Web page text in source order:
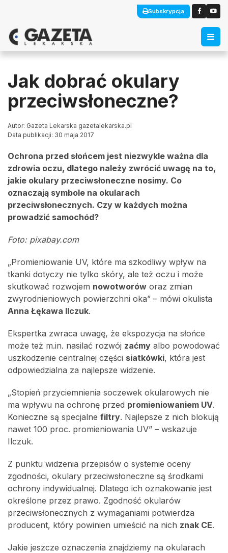
Subskrypcja
Jak dobrać okulary
przeciwsłoneczne?
Autor: Gazeta Lekarska gazetalekarska.pl
Data publikacji: 30 maja 2017
Ochrona przed słońcem jest niezwykle ważna dla
zdrowia oczu, dlatego należy zwrócić uwagę na to,
jakie okulary przeciwsłoneczne nosimy. Co
oznaczają symbole na okularach
przeciwsłonecznych. Czy w każdych można
prowadzić samochód?
Foto: pixabay.com
„Promieniowanie UV, które ma szkodliwy wpływ na
tkanki dotyczy nie tylko skóry, ale też oczu i może
skutkować rozwojem nowotworów oraz zmian
zwyrodnieniowych powierzchni oka” – mówi okulista
Anna Łękawa Ilczuk.
Ekspertka zwraca uwagę, że ekspozycja na słońce
może też m.in. nasilać rozwój zaćmy albo powodować
uszkodzenie centralnej części siatkówki, która jest
odpowiedzialna za najlepsze widzenie.
„Stopień przyciemnienia soczewek okularowych nie
ma wpływu na ochronę przed promieniowaniem UV.
Konieczne są specjalne filtry. Najlepsze z nich blokują
nawet 100 proc. promieniowania UV” – wskazuje
Ilczuk.
Z punktu widzenia przepisów o systemie oceny
zgodności, okulary przeciwsłoneczne są środkami
ochrony indywidualnej. Dlatego ich oznakowanie jest
określone przez prawo. Zgodność okularów
przeciwsłonecznych z wymaganiami potwierdza
producent, który powinien umieścić na nich znak CE.
Jakie jeszcze oznaczenia znajdziemy na okularach